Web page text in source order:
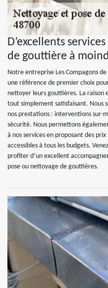
D’excellents
de gouttière à
Notre entreprise Les Compagons
une référence de premier choix
nettoyer leurs gouttières. La raison
tout simplement satisfaisant. Nous
nos prestations : interventions sur-
sécurité. Nous permettons
à nos services en proposant des
accessibles à tous les budgets.
profiter d’un excellent
pose ou nettoyage de gouttières.